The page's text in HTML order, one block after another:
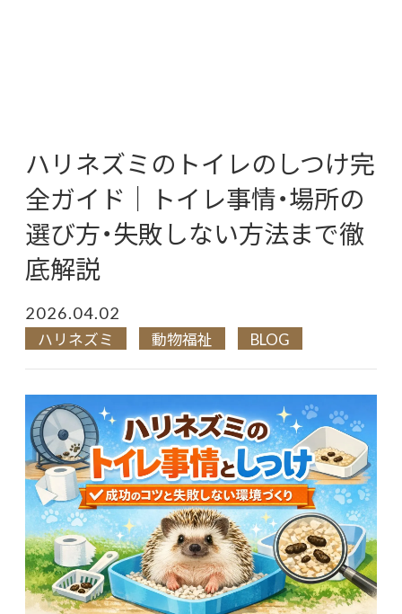
ハリネズミのトイレのしつけ完
全ガイド｜トイレ事情・場所の
選び方・失敗しない方法まで徹
底解説
2026.04.02
ハリネズミ 動物福祉 BLOG